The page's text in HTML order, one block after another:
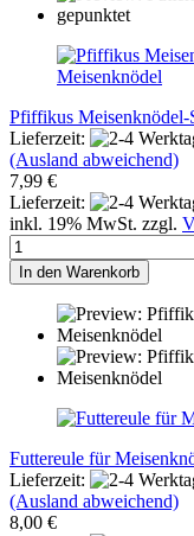
Pfiffikus Meisenknödel-
Lieferzeit:
(Ausland abweichend)
7,99 €
Lieferzeit:
inkl. 19% MwSt. zzgl.
In den Warenkorb
Futtereule für
Lieferzeit:
(Ausland abweichend)
8,00 €